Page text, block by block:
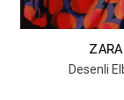
ZARA
Desenli